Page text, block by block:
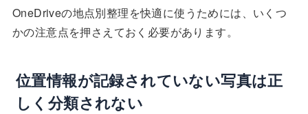
OneDriveの地点別整理を快適に使うためには、いくつ
かの注意点を押さえておく必要があります。
位置情報が記録されていない写真は正
しく分類されない